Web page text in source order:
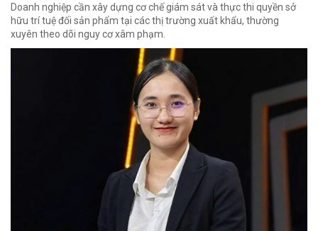
Doanh nghiệp cần xây dựng cơ chế giám sát và thực thi quyền sở
hữu trí tuệ đối sản phẩm tại các thị trường xuất khẩu, thường
xuyên theo dõi nguy cơ xâm phạm.